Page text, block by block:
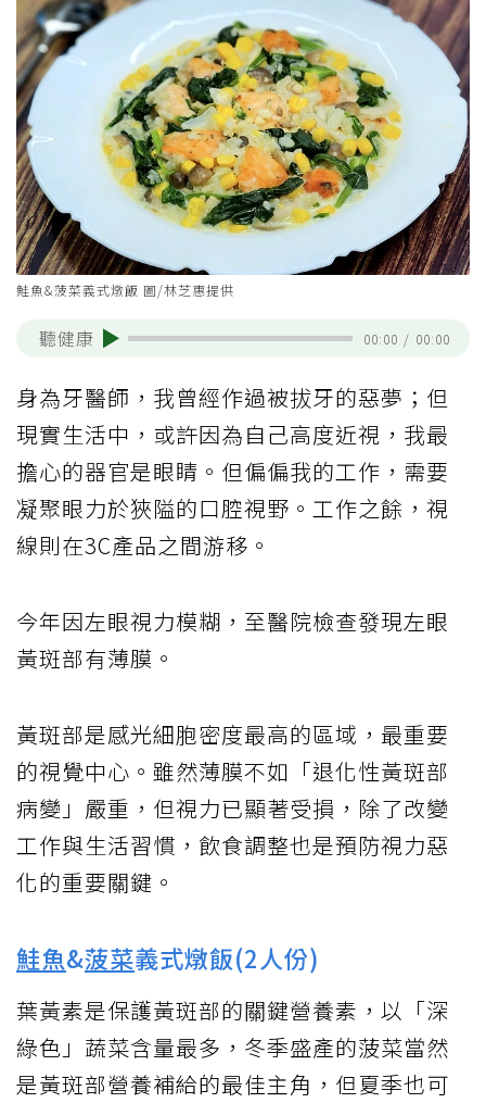
鮭魚&菠菜義式燉飯 圖/林芝惠提供
聽健康 00:00 / 00:00
身為牙醫師，我曾經作過被拔牙的惡夢；但
現實生活中，或許因為自己高度近視，我最
擔心的器官是眼睛。但偏偏我的工作，需要
凝聚眼力於狹隘的口腔視野。工作之餘，視
線則在3C產品之間游移。
今年因左眼視力模糊，至醫院檢查發現左眼
黃斑部有薄膜。
黃斑部是感光細胞密度最高的區域，最重要
的視覺中心。雖然薄膜不如「退化性黃斑部
病變」嚴重，但視力已顯著受損，除了改變
工作與生活習慣，飲食調整也是預防視力惡
化的重要關鍵。
鮭魚&菠菜義式燉飯(2人份)
葉黃素是保護黃斑部的關鍵營養素，以「深
綠色」蔬菜含量最多，冬季盛產的菠菜當然
是黃斑部營養補給的最佳主角，但夏季也可